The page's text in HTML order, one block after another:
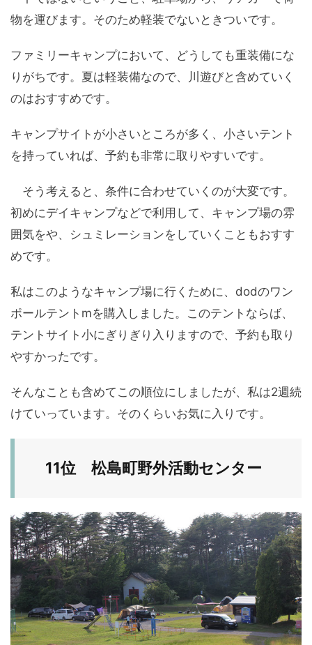
物を運びます。そのため軽装でないときついです。
ファミリーキャンプにおいて、どうしても重装備にな
りがちです。夏は軽装備なので、川遊びと含めていく
のはおすすめです。
キャンプサイトが小さいところが多く、小さいテント
を持っていれば、予約も非常に取りやすいです。
そう考えると、条件に合わせていくのが大変です。
初めにデイキャンプなどで利用して、キャンプ場の雰
囲気をや、シュミレーションをしていくこともおすす
めです。
私はこのようなキャンプ場に行くために、dodのワン
ポールテントmを購入しました。このテントならば、
テントサイト小にぎりぎり入りますので、予約も取り
やすかったです。
そんなことも含めてこの順位にしましたが、私は2週続
けていっています。そのくらいお気に入りです。
11位 松島町野外活動センター